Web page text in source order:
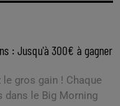
: Jusqu'à 300€ à gagner
gros gain ! Chaque
dans le Big Morning